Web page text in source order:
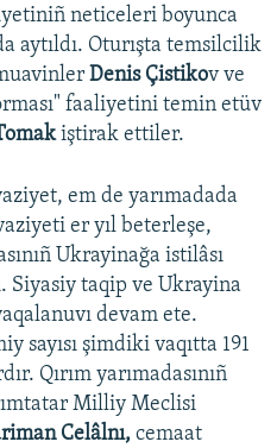
neticeleri boyunca
aytıldı. Oturışta temsilcilik
Denis Çistikov ve
faaliyetini temin etüv
iştirak ettiler.
em de yarımadada
er yıl beterleşe,
Ukrayinağa istilâsı
Siyasiy taqip ve Ukrayina
devam ete.
sayısı şimdiki vaqıtta 191
Qırım yarımadasınıñ
Milliy Meclisi
Celâlnı, cemaat